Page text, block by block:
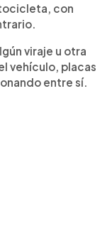
con
viraje u otra
vehículo, placas
entre sí.